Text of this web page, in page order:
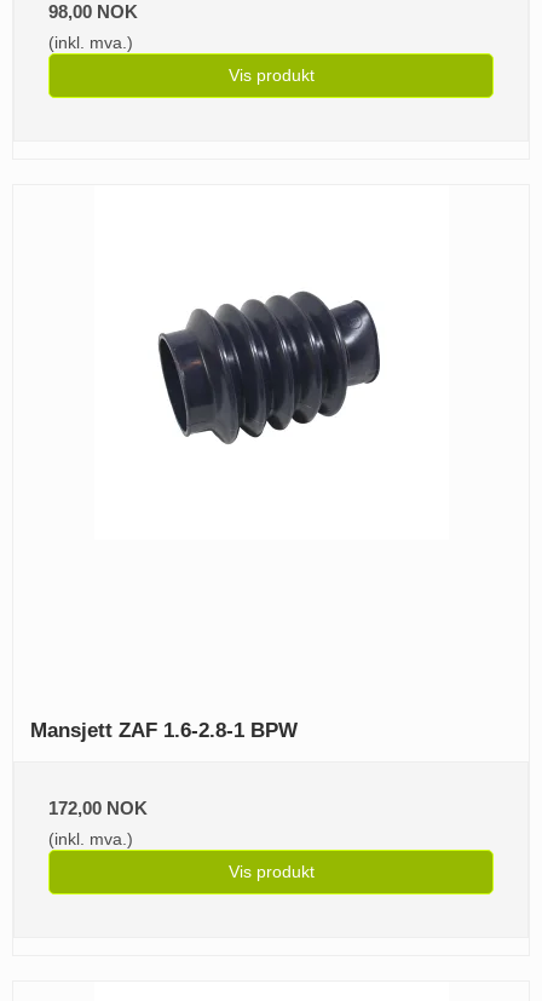
98,00 NOK
(inkl. mva.)
Vis produkt
Mansjett ZAF 1.6-2.8-1 BPW
172,00 NOK
(inkl. mva.)
Vis produkt